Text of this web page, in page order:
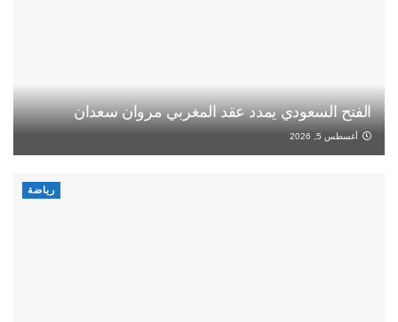
الفتح السعودي يمدد عقد المغربي مروان سعدان
أغسطس 5, 2026
رياضة